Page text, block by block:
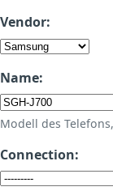
Vendor:
Name:
Modell des
Connection: